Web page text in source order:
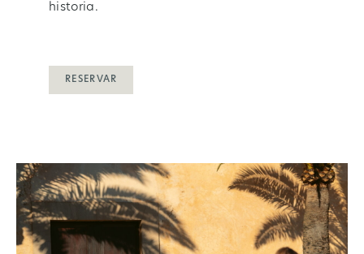
historia.
RESERVAR